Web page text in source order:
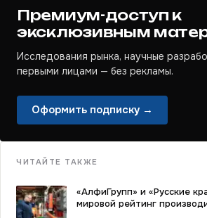
Премиум-доступ к
эксклюзивным
Исследования рынка, научные
первыми лицами — без рекламы.
Оформить подписку →
ЧИТАЙТЕ ТАКЖЕ
«АлфиГрупп» и «Русские
мировой рейтинг